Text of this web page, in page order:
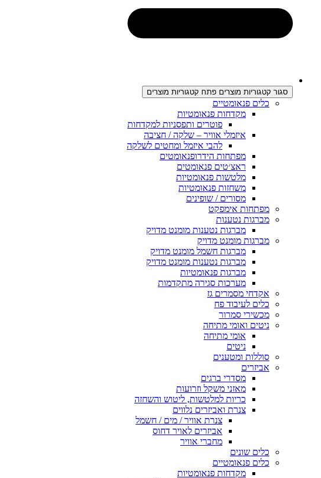
סגור קטגוריות מוצרים פתח קטגוריות מוצרים
כלים פנאומטיים
מקדחות פנאומטיות
פוטרים ותפסניות למקדחות
איזמלי אוויר – שלקה / חציבה
להבי איזמל ומחטים לשלקה
מפתחות הידרופנאומטים
ראצ׳טים פנאומטים
מלטשות פנאומטיות
משחזות פנאומטיות
מסורים / שופינים
מפתחות אימפקט
מברגות נטענות
מברגות נטענות מומנט מדויק
מברגות מומנט מדויק
מברגות חשמל מומנט מדויק
מברגות נטענות מומנט מדויק
מברגות פנאומטיות
מערכות סגירה מתקדמות
אקדחי מסמרים גז
כלים לעיבוד פח
מכשירי סמרור
ניטים ואומי מתיחה
אומי מתיחה
ניטים
סוללות ומטענים
אביזרים
מסדרי ברגים
מאזני משקל וזרועות
כריות למלטשות, ליטוש והשחזה
צנרת ואביזרים נלווים
צנרת אוויר / מים / חשמל
אביזרים לאויר דחוס
מחברי אוויר
כלים שונים
כלים פנאומטיים
מקדחות פנאומטיות